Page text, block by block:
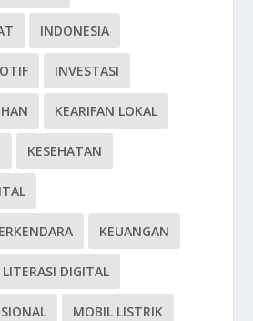
INDONESIA
INVESTASI
KEARIFAN LOKAL
KESEHATAN
KEUANGAN
LITERASI DIGITAL
MOBIL LISTRIK